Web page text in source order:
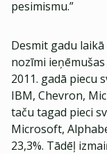
pesimismu.”
Desmit gadu
nozīmi
2011. gadā piecu
IBM, Chevron,
taču tagad pieci
Microsoft,
23,3%. Tādēļ